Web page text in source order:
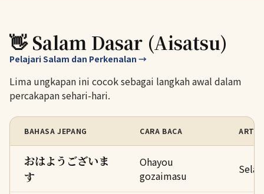
👋 Salam Dasar (Aisatsu)
Pelajari Salam dan Perkenalan →
Lima ungkapan ini cocok sebagai langkah awal dalam
percakapan sehari-hari.
BAHASA JEPANG CARA BACA ARTI
おはようございま
す
Ohayou
gozaimasu